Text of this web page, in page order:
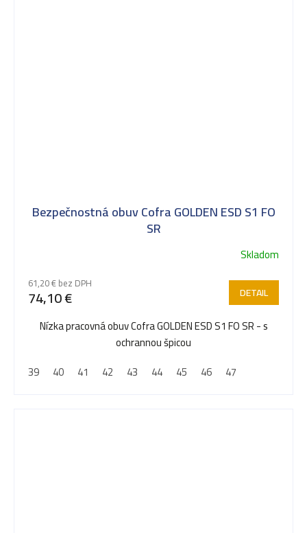
Bezpečnostná obuv Cofra GOLDEN ESD S1 FO
SR
Skladom
61,20 € bez DPH
74,10 € DETAIL
Nízka pracovná obuv Cofra GOLDEN ESD S1 FO SR - s
ochrannou špicou
39
40 41 42 43 44 45 46 47